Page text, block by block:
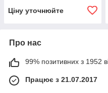
Ціну уточнюйте
Про нас
99% позитивних з 1952
Працює з 21.07.2017